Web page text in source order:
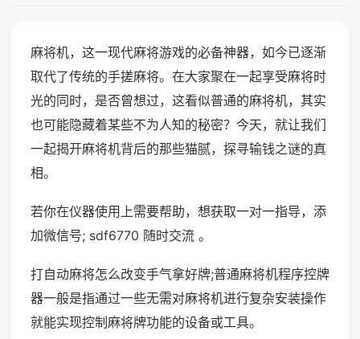
麻将机，这一现代麻将游戏的必备神器，如今已逐渐
取代了传统的手搓麻将。在大家聚在一起享受麻将时
光的同时，是否曾想过，这看似普通的麻将机，其实
也可能隐藏着某些不为人知的秘密？今天，就让我们
一起揭开麻将机背后的那些猫腻，探寻输钱之谜的真
相。
若你在仪器使用上需要帮助，想获取一对一指导，添
加微信号; sdf6770 随时交流 。
打自动麻将怎么改变手气拿好牌;普通麻将机程序控牌
器一般是指通过一些无需对麻将机进行复杂安装操作
就能实现控制麻将牌功能的设备或工具。